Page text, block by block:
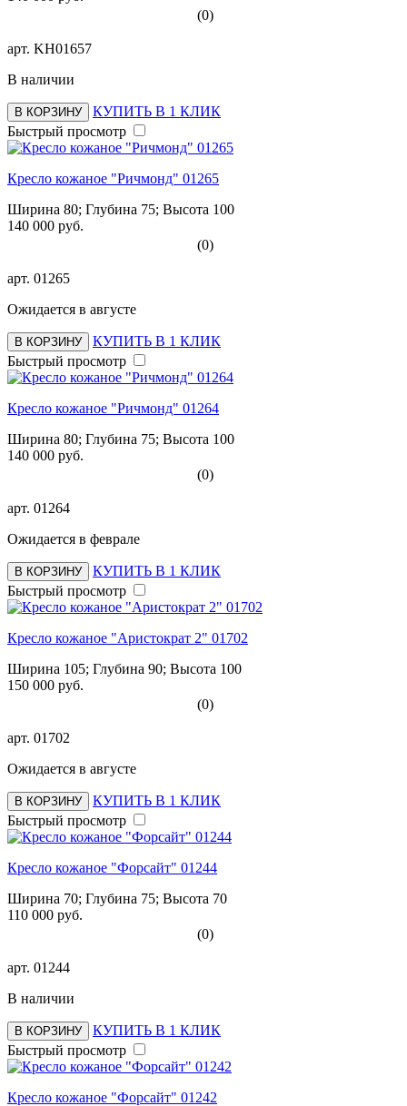
(0)
арт. KH01657
В наличии
В КОРЗИНУ
КУПИТЬ В 1 КЛИК
Быстрый просмотр
Кресло кожаное "Ричмонд" 01265
Ширина 80; Глубина 75; Высота 100
140 000 руб.
(0)
арт. 01265
Ожидается в августе
В КОРЗИНУ
КУПИТЬ В 1 КЛИК
Быстрый просмотр
Кресло кожаное "Ричмонд" 01264
Ширина 80; Глубина 75; Высота 100
140 000 руб.
(0)
арт. 01264
Ожидается в феврале
В КОРЗИНУ
КУПИТЬ В 1 КЛИК
Быстрый просмотр
Кресло кожаное "Аристократ 2" 01702
Ширина 105; Глубина 90; Высота 100
150 000 руб.
(0)
арт. 01702
Ожидается в августе
В КОРЗИНУ
КУПИТЬ В 1 КЛИК
Быстрый просмотр
Кресло кожаное "Форсайт" 01244
Ширина 70; Глубина 75; Высота 70
110 000 руб.
(0)
арт. 01244
В наличии
В КОРЗИНУ
КУПИТЬ В 1 КЛИК
Быстрый просмотр
Кресло кожаное "Форсайт" 01242